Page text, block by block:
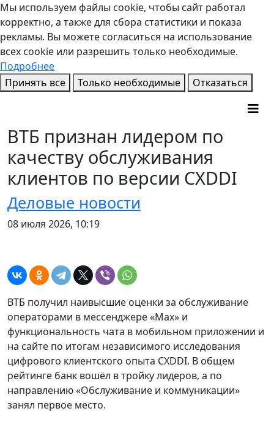
Мы используем файлы cookie, чтобы сайт работал
корректно, а также для сбора статистики и показа
рекламы. Вы можете согласиться на использование
всех cookie или разрешить только необходимые.
Подробнее
Принять все
Только необходимые Отказаться
ВТБ признан лидером по
качеству обслуживания
клиентов по версии CXDDI
Деловые новости
08 июля 2026, 10:19
ВТБ получил наивысшие оценки за обслуживание
операторами в мессенджере «Мах» и
функциональность чата в мобильном приложении и
на сайте по итогам независимого исследования
цифрового клиентского опыта CXDDI. В общем
рейтинге банк вошёл в тройку лидеров, а по
направлению «Обслуживание и коммуникации»
занял первое место.